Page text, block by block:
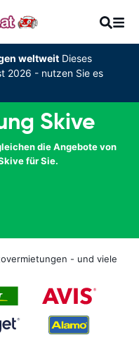
weltweitDieses
2026 - nutzen Sie es
Skive
die Angebote von
für Sie.
- und viele